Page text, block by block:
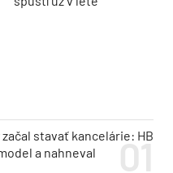
stavať kancelárie: HB
a nahneval